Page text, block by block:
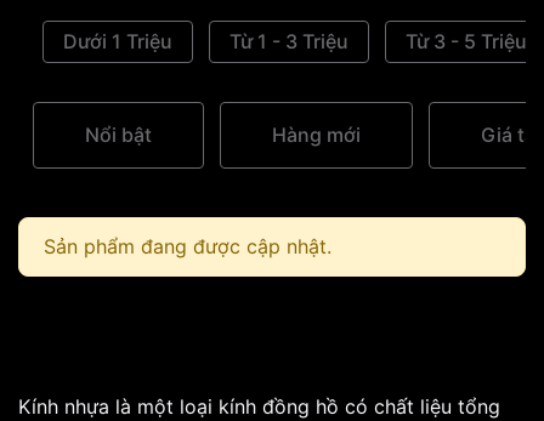
Dưới 1 Triệu Từ 1 - 3 Triệu Từ 3 - 5 Triệu
Nổi bật Hàng mới Giá
Sản phẩm đang được cập nhật.
Kính nhựa là một loại kính đồng hồ có chất liệu tổng